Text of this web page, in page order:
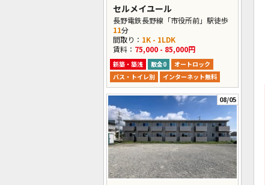
セルメイユール
長野電鉄長野線「市役所前」駅徒歩
11分
間取り： 1K - 1LDK
賃料： 75,000 - 85,000円
新築・築浅 敷金0
オートロック
バス・トイレ別
インターネット無料
08/05